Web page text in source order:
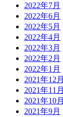
2022年7月
2022年6月
2022年5月
2022年4月
2022年3月
2022年2月
2022年1月
2021年12月
2021年11月
2021年10月
2021年9月